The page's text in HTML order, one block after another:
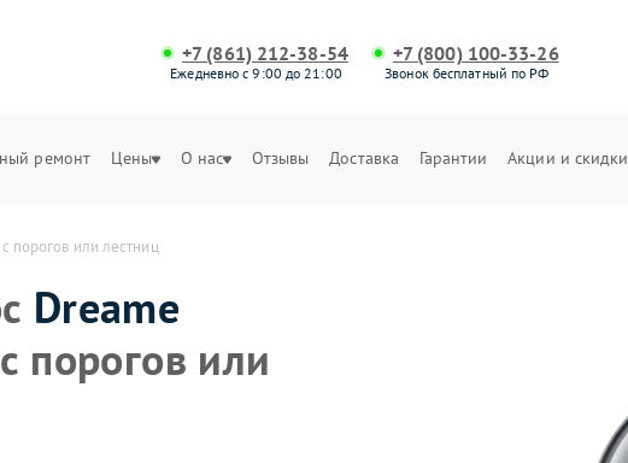
+7 (861) 212-38-54
Ежедневно с 9:00 до 21:00
+7 (800) 100-33-26
Звонок бесплатный по РФ
ремонт Цены О нас Отзывы Доставка Гарантии Акции и скидки
порогов или лестниц
Dreame
порогов или